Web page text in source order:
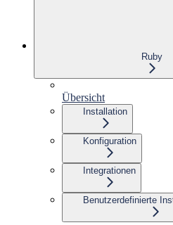
Ruby
Übersicht
Installation
Konfiguration
Integrationen
Benutzerdefinierte